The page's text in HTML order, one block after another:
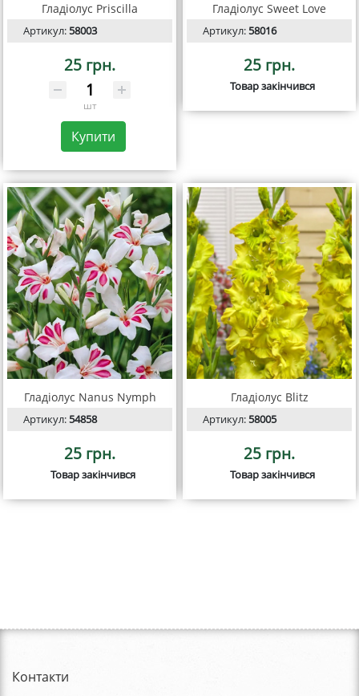
Гладіолус Priscilla
Артикул:58003
25 грн.
шт
Купити
Гладіолус Sweet Love
Артикул:58016
25 грн.
Товар закінчився
Гладіолус Nanus Nymph
Артикул:54858
25 грн.
Товар закінчився
Гладіолус Blitz
Артикул:58005
25 грн.
Товар закінчився
Контакти